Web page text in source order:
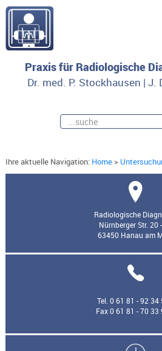
Praxis für Radiologische
Dr. med. P. Stockhausen | J.
Ihre aktuelle Navigation: Home>
Radiologische
Nürnberger Str. 20
63450 Hanau am
Tel. 0 61 81 - 92 34
Fax 0 61 81 - 70 33